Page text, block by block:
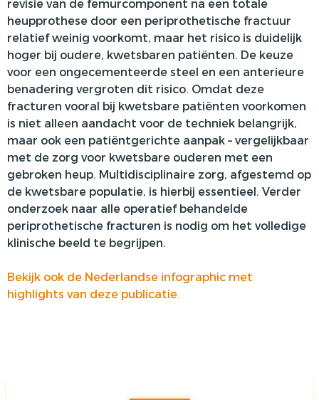
revisie van de femurcomponent na een totale
heupprothese door een periprothetische fractuur
relatief weinig voorkomt, maar het risico is duidelijk
hoger bij oudere, kwetsbaren patiënten. De keuze
voor een ongecementeerde steel en een anterieure
benadering vergroten dit risico. Omdat deze
fracturen vooral bij kwetsbare patiënten voorkomen
is niet alleen aandacht voor de techniek belangrijk,
maar ook een patiëntgerichte aanpak – vergelijkbaar
met de zorg voor kwetsbare ouderen met een
gebroken heup. Multidisciplinaire zorg, afgestemd op
de kwetsbare populatie, is hierbij essentieel. Verder
onderzoek naar alle operatief behandelde
periprothetische fracturen is nodig om het volledige
klinische beeld te begrijpen.
Bekijk ook de Nederlandse infographic met
highlights van deze publicatie.